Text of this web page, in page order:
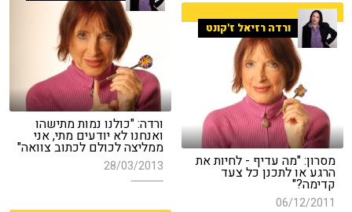
ורדה: "כולנו נמות מתישהו
ואנחנו לא יודעים מתי, אני
ממליצה לכולם לכתוב צוואה"
28/03/2013
ורדה רזיאל ז'קונט
מסרון: "מה עדיף - לחיות את
הרגע או לתכנן כל צעד
קדימה?"
06/12/2011